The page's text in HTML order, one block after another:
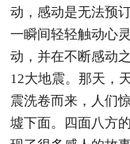
动，感动是无法预
一瞬间轻轻触动心
动，并在不断感动
12大地震。那天，
震洗卷而来，人们
墟下面。四面八方